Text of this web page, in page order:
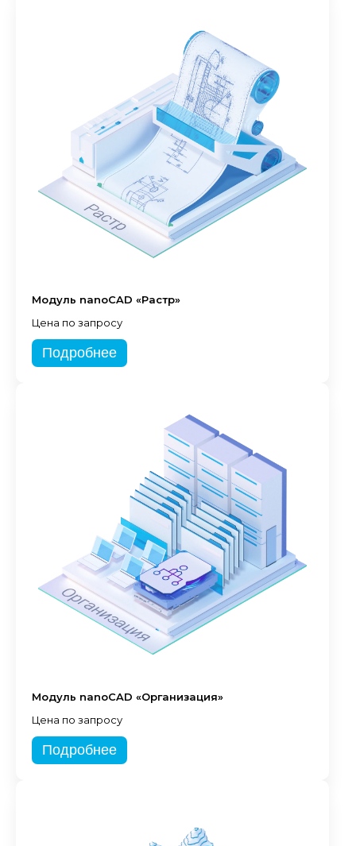
Модуль nanoCAD «Растр»
Цена по запросу
Подробнее
Модуль nanoCAD «Организация»
Цена по запросу
Подробнее